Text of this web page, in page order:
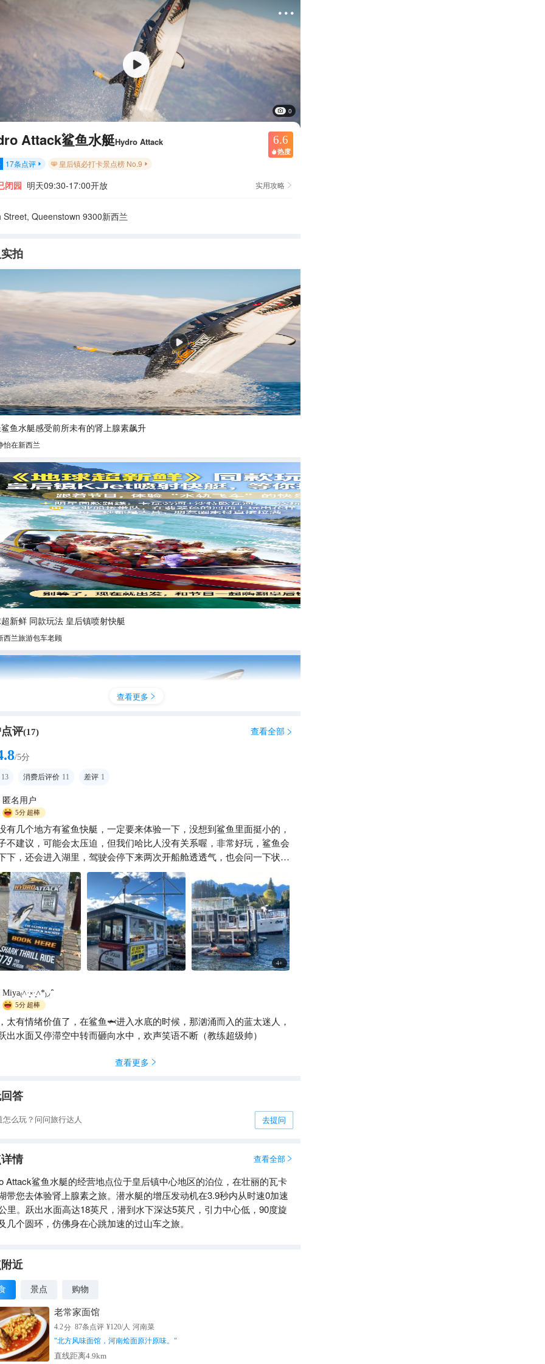

0
Attack鲨鱼水艇Hydro Attack 6.6
 热度
17条点评  皇后镇必打卡景点榜 No.9 
闭园 明天09:30-17:00开放 实用攻略 
Street, Queenstown 9300新西兰
拍
鱼水艇感受前所未有的肾上腺素飙升
怡在新西兰
新鲜 同款玩法 皇后镇喷射快艇
西兰旅游包车老顾
激情的水上冒险-皇后镇鲨鱼艇
查看更多 
评(17) 查看全部 
/5分
13 消费后评价 11 差评 1
匿名用户
5分超棒
有几个地方有鲨鱼快艇，一定要来体验一下，没想到鲨鱼里面挺小的，
不建议，可能会太压迫，但我们哈比人没有关系喔，非常好玩，鲨鱼会
下，还会进入湖里，驾驶会停下来两次开船舱透透气，也会问一下状
常温柔体贴，会给长达七分钟未编辑影片，会先让你看过再决定要不要
4+
Miya₍˄·͈༝·͈˄*₎◞ ̑̑
5分超棒
太有情绪价值了，在鲨鱼🦈进入水底的时候，那汹涌而入的蓝太迷人，
出水面又停滞空中转而砸向水中，欢声笑语不断（教练超级帅）
查看更多 
答
怎么玩？问问旅行达人 去提问
情 查看全部 
Attack鲨鱼水艇的经营地点位于皇后镇中心地区的泊位，在壮丽的瓦卡
带您去体验肾上腺素之旅。潜水艇的增压发动机在3.9秒内从时速0加速
里。跃出水面高达18英尺，潜到水下深达5英尺，引力中心低，90度旋
几个圆环，仿佛身在心跳加速的过山车之旅。
近
景点 购物
老常家面馆
4.2分 87条点评 ¥120/人 河南菜
"北方风味面馆，河南烩面原汁原味。 "
直线距离4.9km